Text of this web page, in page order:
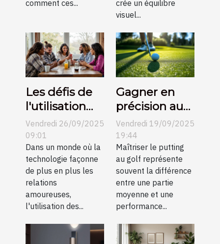
comment ces...
crée un équilibre
visuel...
Les défis de
l'utilisation
des
plateformes
de rencontre
en petites
communes
Vendredi 26/09/2025
09:01
Dans un monde où la
technologie façonne
de plus en plus les
relations
amoureuses,
l'utilisation des...
Gagner en
précision au
putting grâce
aux conseils
vidéo
Vendredi 19/09/2025
19:44
Maîtriser le putting
au golf représente
souvent la différence
entre une partie
moyenne et une
performance...